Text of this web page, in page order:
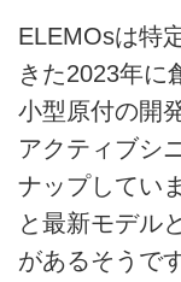
ELEMOsは特
きた2023年に
小型原付の開
アクティブシ
ナップしてい
と最新モデル
があるそうで